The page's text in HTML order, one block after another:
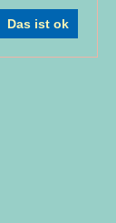
Das ist ok